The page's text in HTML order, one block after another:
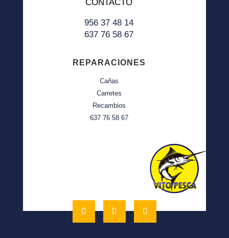
CONTACTO
956 37 48 14
637 76 58 67
REPARACIONES
Cañas
Carretes
Recambios
637 76 58 67